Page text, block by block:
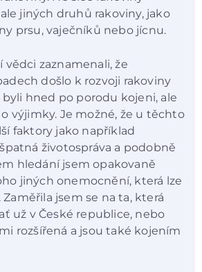
jiných druhů rakoviny, jako
prsu, vaječníků nebo jícnu.
vědci zaznamenali, že
došlo k rozvoji rakoviny
hned po porodu kojeni, ale
výjimky. Je možné, že u těchto
faktory jako například
životospráva a podobně
hledání jsem opakovaně
jiných onemocnění, která lze
jsem se na ta, která
už v České republice, nebo
rozšířená a jsou také kojením